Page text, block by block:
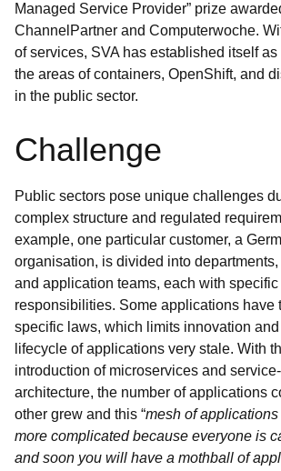
Managed Service Provider” prize
ChannelPartner and Computerwoche.
of services, SVA has established itself
the areas of containers, OpenShift, and
in the public sector.
Challenge
Public sectors pose unique challenges
complex structure and regulated
example, one particular customer, a
organisation, is divided into
and application teams, each with specific
responsibilities. Some applications have
specific laws, which limits innovation
lifecycle of applications very stale. With
introduction of microservices and
architecture, the number of applications
other grew and this “mesh of
more complicated because everyone is
and soon you will have a mothball of